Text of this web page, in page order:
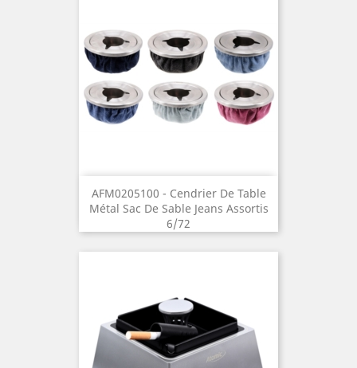
AFM0205100 - Cendrier De Table
Métal Sac De Sable Jeans Assortis
6/72